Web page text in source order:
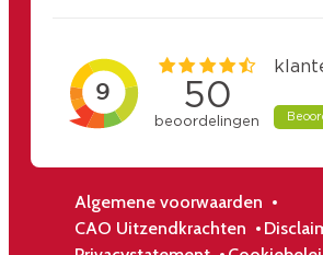
Algemene voorwaarden
CAO Uitzendkrachten